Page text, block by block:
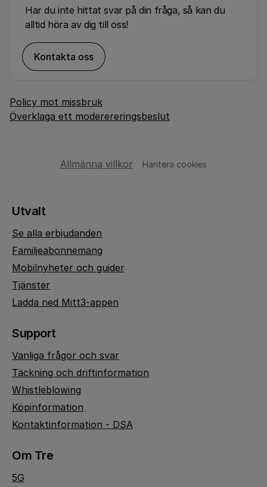
Har du inte hittat svar på din fråga, så kan du
alltid höra av dig till oss!
Kontakta oss
Policy mot missbruk
Överklaga ett moderereringsbeslut
Allmänna villkor Hantera cookies
Utvalt
Se alla erbjudanden
Familjeabonnemang
Mobilnyheter och guider
Tjänster
Ladda ned Mitt3-appen
Support
Vanliga frågor och svar
Täckning och driftinformation
Whistleblowing
Köpinformation
Kontaktinformation - DSA
Om Tre
5G